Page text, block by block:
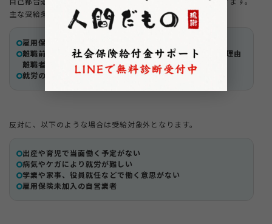
主な受給条件は以下のとおりです。
雇用保険に加入し、保険料を支払っている
離職前2年間に12カ月以上の被保険者期間がある（※特定理由
離職者など一部例外あり）
就労の意志と能力があり、求職活動を行っている
反対に、以下のような場合は受給対象外となります。
出産や育児で当面働く予定がない
病気やケガにより就労が難しい
学業や家事、役員就任などで働く意思がない
雇用保険未加入の自営業者